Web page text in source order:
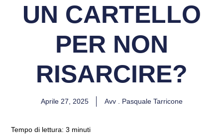
UN CARTELLO
PER NON
RISARCIRE?
Aprile 27, 2025 Avv . Pasquale Tarricone
Tempo di lettura: 3 minuti